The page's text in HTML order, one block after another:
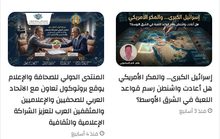
إسرائيل الكبرى… والمكر الأمريكي
هل أعادت واشنطن رسم قواعد
اللعبة في الشرق الأوسط؟
منذ 3 أسابيع
المنتدى الدولي للصحافة والإعلام
يوقع بروتوكول تعاون مع الاتحاد
العربي للصحفيين والإعلاميين
والمثقفين العرب لتعزيز الشراكة
الإعلامية والثقافية
منذ 4 أسابيع